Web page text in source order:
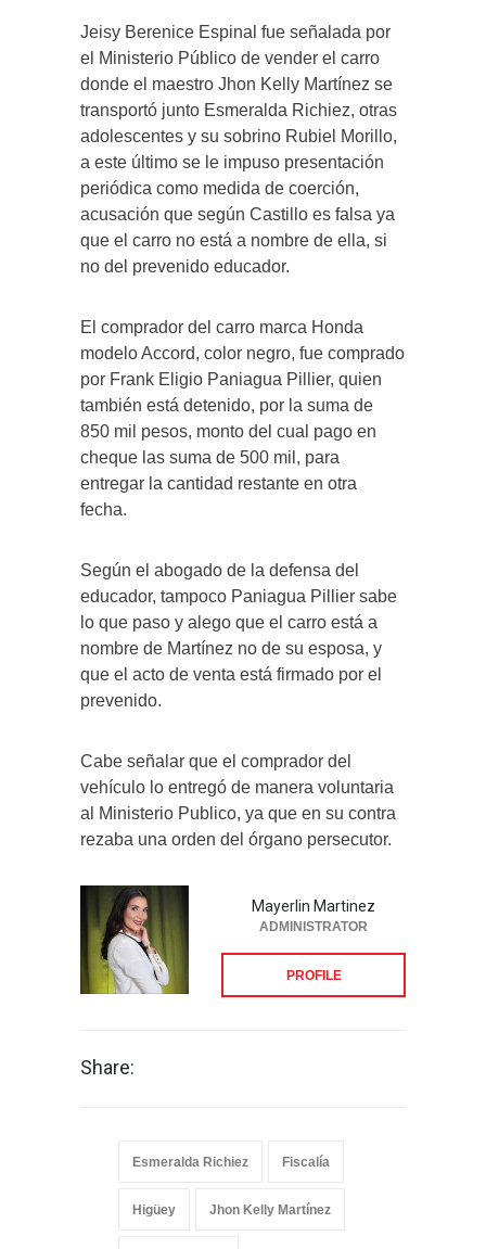
Jeisy Berenice Espinal fue señalada por
el Ministerio Público de vender el carro
donde el maestro Jhon Kelly Martínez se
transportó junto Esmeralda Richiez, otras
adolescentes y su sobrino Rubiel Morillo,
a este último se le impuso presentación
periódica como medida de coerción,
acusación que según Castillo es falsa ya
que el carro no está a nombre de ella, si
no del prevenido educador.
El comprador del carro marca Honda
modelo Accord, color negro, fue comprado
por Frank Eligio Paniagua Pillier, quien
también está detenido, por la suma de
850 mil pesos, monto del cual pago en
cheque las suma de 500 mil, para
entregar la cantidad restante en otra
fecha.
Según el abogado de la defensa del
educador, tampoco Paniagua Pillier sabe
lo que paso y alego que el carro está a
nombre de Martínez no de su esposa, y
que el acto de venta está firmado por el
prevenido.
Cabe señalar que el comprador del
vehículo lo entregó de manera voluntaria
al Ministerio Publico, ya que en su contra
rezaba una orden del órgano persecutor.
Mayerlin Martinez
ADMINISTRATOR
PROFILE
Share:
Esmeralda Richiez Fiscalía
Higüey Jhon Kelly Martínez